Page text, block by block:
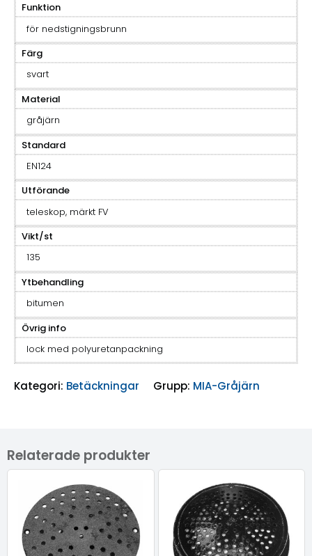
Funktion
för nedstigningsbrunn
Färg
svart
Material
gråjärn
Standard
EN124
Utförande
teleskop, märkt FV
Vikt/st
135
Ytbehandling
bitumen
Övrig info
lock med polyuretanpackning
Kategori: Betäckningar Grupp: MIA-Gråjärn
Relaterade produkter